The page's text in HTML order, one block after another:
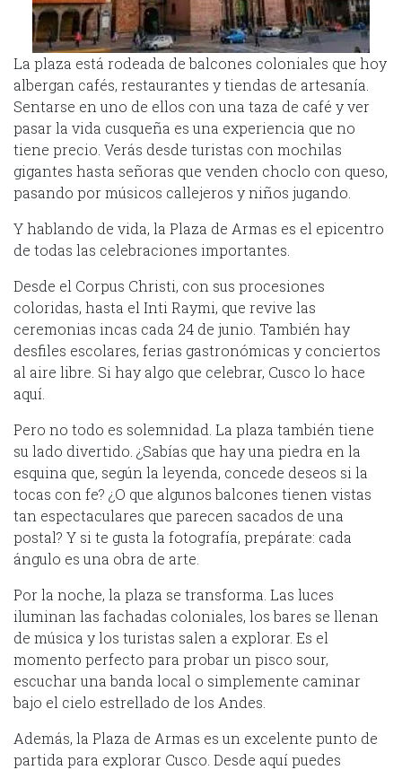
La plaza está rodeada de balcones coloniales que hoy
albergan cafés, restaurantes y tiendas de artesanía.
Sentarse en uno de ellos con una taza de café y ver
pasar la vida cusqueña es una experiencia que no
tiene precio. Verás desde turistas con mochilas
gigantes hasta señoras que venden choclo con queso,
pasando por músicos callejeros y niños jugando.
Y hablando de vida, la Plaza de Armas es el epicentro
de todas las celebraciones importantes.
Desde el Corpus Christi, con sus procesiones
coloridas, hasta el Inti Raymi, que revive las
ceremonias incas cada 24 de junio. También hay
desfiles escolares, ferias gastronómicas y conciertos
al aire libre. Si hay algo que celebrar, Cusco lo hace
aquí.
Pero no todo es solemnidad. La plaza también tiene
su lado divertido. ¿Sabías que hay una piedra en la
esquina que, según la leyenda, concede deseos si la
tocas con fe? ¿O que algunos balcones tienen vistas
tan espectaculares que parecen sacados de una
postal? Y si te gusta la fotografía, prepárate: cada
ángulo es una obra de arte.
Por la noche, la plaza se transforma. Las luces
iluminan las fachadas coloniales, los bares se llenan
de música y los turistas salen a explorar. Es el
momento perfecto para probar un pisco sour,
escuchar una banda local o simplemente caminar
bajo el cielo estrellado de los Andes.
Además, la Plaza de Armas es un excelente punto de
partida para explorar Cusco. Desde aquí puedes